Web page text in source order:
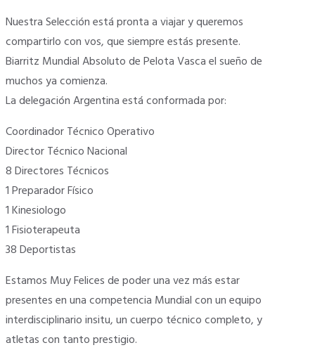
Nuestra Selección está pronta a viajar y queremos
compartirlo con vos, que siempre estás presente.
Biarritz Mundial Absoluto de Pelota Vasca el sueño de
muchos ya comienza.
La delegación Argentina está conformada por:
Coordinador Técnico Operativo
Director Técnico Nacional
8 Directores Técnicos
1 Preparador Físico
1 Kinesiologo
1 Fisioterapeuta
38 Deportistas
Estamos Muy Felices de poder una vez más estar
presentes en una competencia Mundial con un equipo
interdisciplinario insitu, un cuerpo técnico completo, y
atletas con tanto prestigio.